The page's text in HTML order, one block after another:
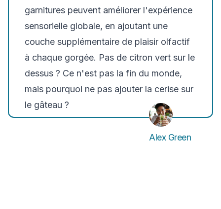
garnitures peuvent améliorer l'expérience
sensorielle globale, en ajoutant une
couche supplémentaire de plaisir olfactif
à chaque gorgée. Pas de citron vert sur le
dessus ? Ce n'est pas la fin du monde,
mais pourquoi ne pas ajouter la cerise sur
le gâteau ?
Alex Green